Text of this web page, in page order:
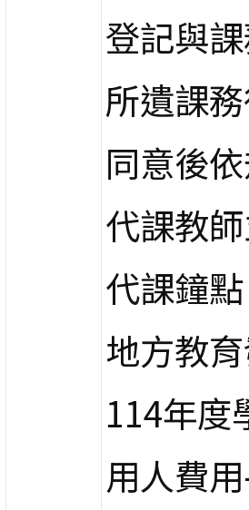
登記與
所遺課
同意後
代課教
代課鐘
地方教
114年度
用人費